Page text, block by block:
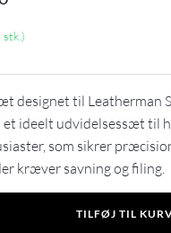
stk.)
designet til Leatherman
ideelt udvidelsessæt til
som sikrer
kræver savning og filing.
TILFØJ TIL